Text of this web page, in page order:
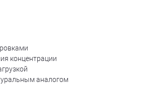
концентрации
аналогом